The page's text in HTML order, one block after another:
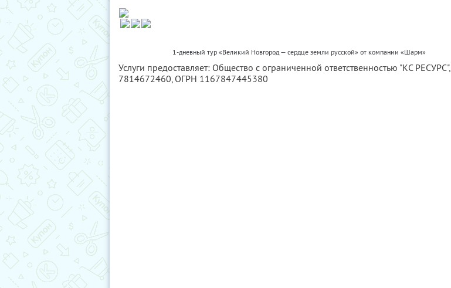
1-дневный тур «Великий Новгород — сердце земли русской» от компании «Шарм»
Услуги предоставляет: Общество с ограниченной ответственностью "КС РЕСУРС",
7814672460, ОГРН 1167847445380